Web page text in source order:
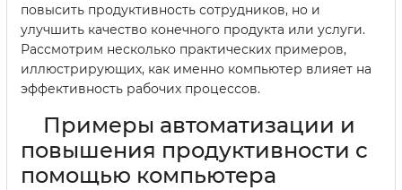
повысить продуктивность сотрудников, но и
улучшить качество конечного продукта или услуги.
Рассмотрим несколько практических примеров,
иллюстрирующих, как именно компьютер влияет на
эффективность рабочих процессов.
Примеры автоматизации и
повышения продуктивности с
помощью компьютера